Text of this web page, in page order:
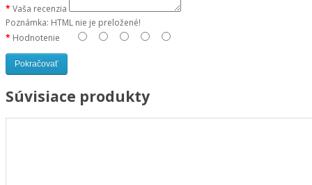
Vaša recenzia
Poznámka: HTML nie je preložené!
Hodnotenie
Pokračovať
Súvisiace produkty